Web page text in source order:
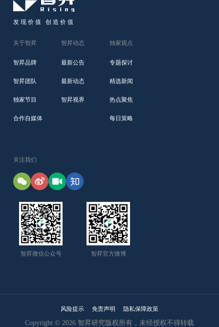
发现价值 创造价值
关于智昇
智昇品牌
智昇团队
独家节目
合作自媒体
智昇动态
最新公告
最新动态
智昇视界
独家观点
专题探讨
精选新闻
热点聚焦
每日策略
关注我们
智昇微信公众号 智昇官方微博
风险提示 免责声明 隐私保障政策
Copyright © 2026 智昇研究版权所有，未经授权不得转载